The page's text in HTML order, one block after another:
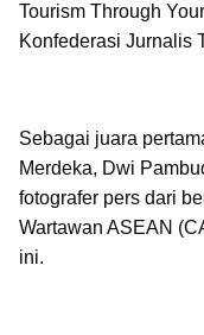
Tourism Through
Konfederasi Jurnalis
Sebagai juara
Merdeka, Dwi
fotografer pers dari
Wartawan ASEAN
ini.